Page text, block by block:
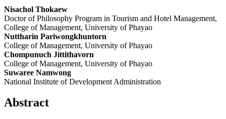
Nisachol Thokaew
Doctor of Philosophy Program in Tourism and Hotel Management,
College of Management, University of Phayao
Nuttharin Pariwongkhuntorn
College of Management, University of Phayao
Chompunuch Jittithavorn
College of Management, University of Phayao
Suwaree Namwong
National Institute of Development Administration
Abstract